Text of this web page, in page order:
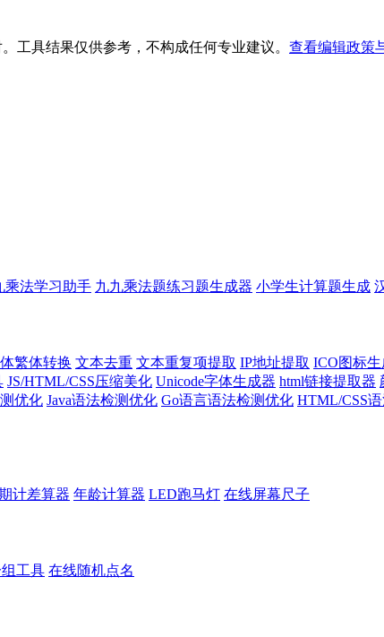
工具结果仅供参考，不构成任何专业建议。 查看编辑政策
乘法学习助手 九九乘法题练习题生成器 小学生计算题生成
繁体转换 文本去重 文本重复项提取 IP地址提取 ICO图标生
JS/HTML/CSS压缩美化 Unicode字体生成器 html链接提取器
优化 Java语法检测优化 Go语言语法检测优化 HTML/CSS
计差算器 年龄计算器 LED跑马灯 在线屏幕尺子
工具 在线随机点名